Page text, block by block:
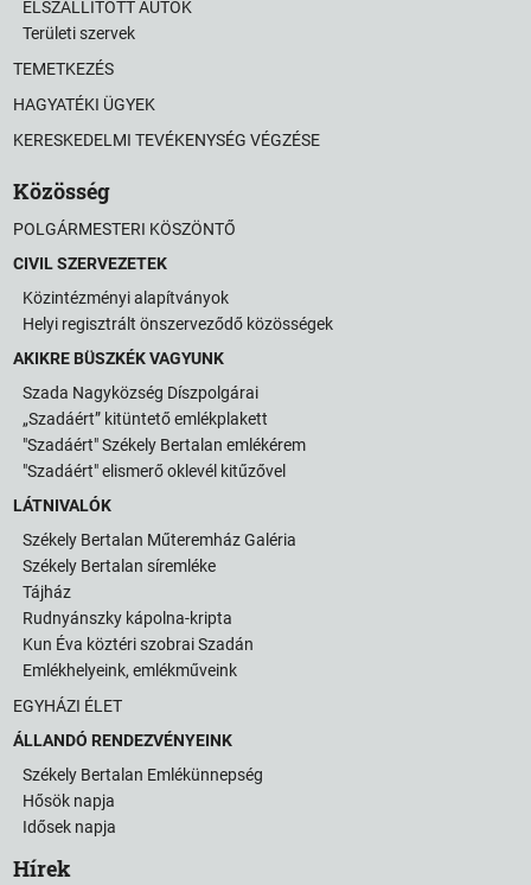
ELSZÁLLÍTOTT AUTÓK
Területi szervek
TEMETKEZÉS
HAGYATÉKI ÜGYEK
KERESKEDELMI TEVÉKENYSÉG VÉGZÉSE
Közösség
POLGÁRMESTERI KÖSZÖNTŐ
CIVIL SZERVEZETEK
Közintézményi alapítványok
Helyi regisztrált önszerveződő közösségek
AKIKRE BÜSZKÉK VAGYUNK
Szada Nagyközség Díszpolgárai
„Szadáért” kitüntető emlékplakett
"Szadáért" Székely Bertalan emlékérem
"Szadáért" elismerő oklevél kitűzővel
LÁTNIVALÓK
Székely Bertalan Műteremház Galéria
Székely Bertalan síremléke
Tájház
Rudnyánszky kápolna-kripta
Kun Éva köztéri szobrai Szadán
Emlékhelyeink, emlékműveink
EGYHÁZI ÉLET
ÁLLANDÓ RENDEZVÉNYEINK
Székely Bertalan Emlékünnepség
Hősök napja
Idősek napja
Hírek